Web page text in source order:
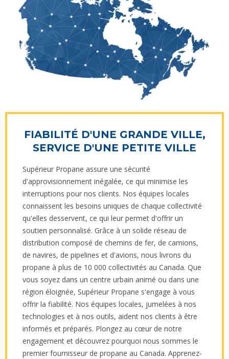
FIABILITÉ D'UNE GRANDE VILLE,
SERVICE D'UNE PETITE VILLE
Supérieur Propane assure une sécurité
d'approvisionnement inégalée, ce qui minimise les
interruptions pour nos clients. Nos équipes locales
connaissent les besoins uniques de chaque collectivité
qu'elles desservent, ce qui leur permet d'offrir un
soutien personnalisé. Grâce à un solide réseau de
distribution composé de chemins de fer, de camions,
de navires, de pipelines et d'avions, nous livrons du
propane à plus de 10 000 collectivités au Canada. Que
vous soyez dans un centre urbain animé ou dans une
région éloignée, Supérieur Propane s'engage à vous
offrir la fiabilité. Nos équipes locales, jumelées à nos
technologies et à nos outils, aident nos clients à être
informés et préparés. Plongez au cœur de notre
engagement et découvrez pourquoi nous sommes le
premier fournisseur de propane au Canada. Apprenez-